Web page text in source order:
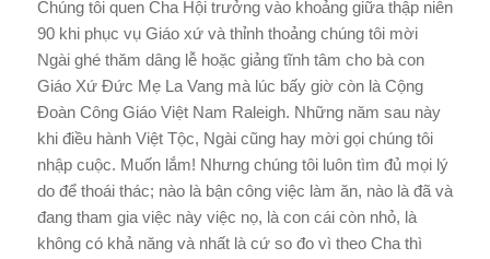
Chúng tôi quen Cha Hội trưởng vào khoảng giữa thập niên
90 khi phục vụ Giáo xứ và thỉnh thoảng chúng tôi mời
Ngài ghé thăm dâng lễ hoặc giảng tĩnh tâm cho bà con
Giáo Xứ Đức Mẹ La Vang mà lúc bấy giờ còn là Cộng
Đoàn Công Giáo Việt Nam Raleigh. Những năm sau này
khi điều hành Việt Tộc, Ngài cũng hay mời gọi chúng tôi
nhập cuộc. Muốn lắm! Nhưng chúng tôi luôn tìm đủ mọi lý
do để thoái thác; nào là bận công việc làm ăn, nào là đã và
đang tham gia việc này việc nọ, là con cái còn nhỏ, là
không có khả năng và nhất là cứ so đo vì theo Cha thì